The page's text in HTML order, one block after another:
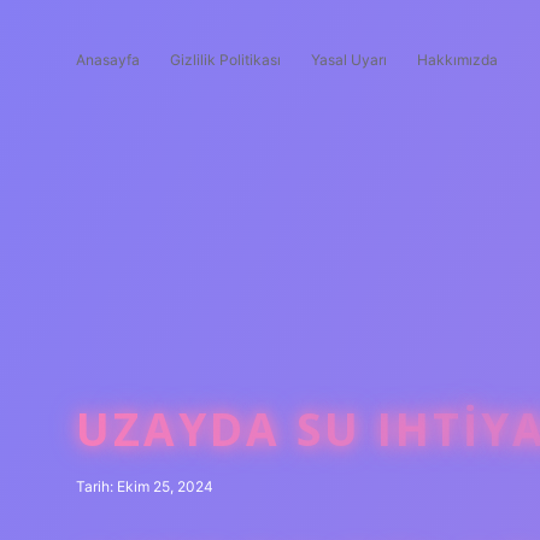
Anasayfa Gizlilik Politikası Yasal Uyarı Hakkımızda
UZAYDA SU
Tarih: Ekim 25, 2024